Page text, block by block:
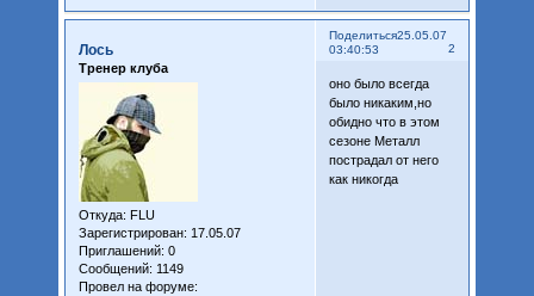
Поделиться
2
25.05.07
03:40:53
Лось
Тренер клуба
Откуда: FLU
Зарегистрирован: 17.05.07
Приглашений: 0
Сообщений: 1149
Провел на форуме:
оно было всегда
было никаким,но
обидно что в этом
сезоне Металл
пострадал от него
как никогда